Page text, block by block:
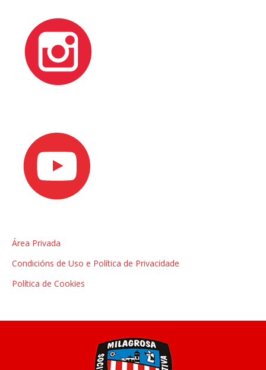
Área Privada
Condicións de Uso e Política de Privacidade
Política de Cookies